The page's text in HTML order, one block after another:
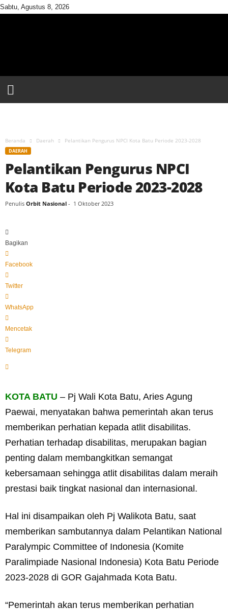
Sabtu, Agustus 8, 2026
C
Beranda Daerah Pelantikan Pengurus NPCI Kota Batu Periode 2023-2028
DAERAH
Pelantikan Pengurus NPCI
Kota Batu Periode 2023-2028
Penulis Orbit Nasional - 1 Oktober 2023
Bagikan
Facebook
Twitter
WhatsApp
Mencetak
Telegram
KOTA BATU – Pj Wali Kota Batu, Aries Agung
Paewai, menyatakan bahwa pemerintah akan terus
memberikan perhatian kepada atlit disabilitas.
Perhatian terhadap disabilitas, merupakan bagian
penting dalam membangkitkan semangat
kebersamaan sehingga atlit disabilitas dalam meraih
prestasi baik tingkat nasional dan internasional.
Hal ini disampaikan oleh Pj Walikota Batu, saat
memberikan sambutannya dalam Pelantikan National
Paralympic Committee of Indonesia (Komite
Paralimpiade Nasional Indonesia) Kota Batu Periode
2023-2028 di GOR Gajahmada Kota Batu.
“Pemerintah akan terus memberikan perhatian